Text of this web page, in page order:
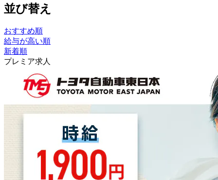
並び替え
おすすめ順
給与が高い順
新着順
プレミア求人